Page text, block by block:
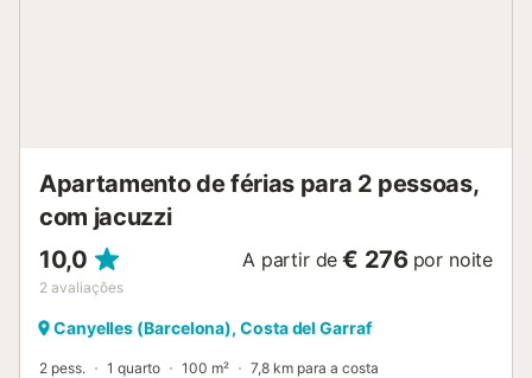
Apartamento de férias para 2 pessoas,
com jacuzzi
10,0
2 avaliações
A partir de € 276 por noite
Canyelles (Barcelona), Costa del Garraf
2 pess. 1 quarto 100 m² 7,8 km para a costa